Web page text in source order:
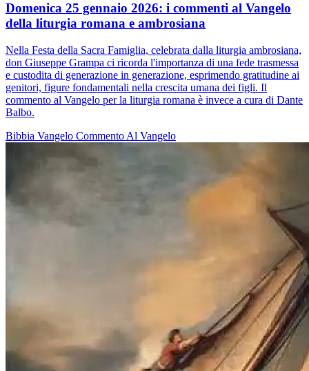
Domenica 25 gennaio 2026: i commenti al Vangelo
della liturgia romana e ambrosiana
Nella Festa della Sacra Famiglia, celebrata dalla liturgia ambrosiana,
don Giuseppe Grampa ci ricorda l'importanza di una fede trasmessa
e custodita di generazione in generazione, esprimendo gratitudine ai
genitori, figure fondamentali nella crescita umana dei figli. Il
commento al Vangelo per la liturgia romana è invece a cura di Dante
Balbo.
Bibbia Vangelo Commento Al Vangelo